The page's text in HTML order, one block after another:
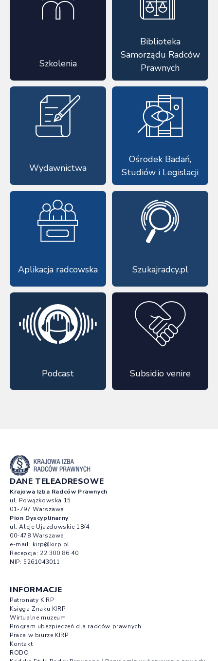
Szkolenia
Biblioteka
Samorządu Radców
Prawnych
Wydawnictwa
Ośrodek Badań,
Studiów i Legislacji
Aplikacja radcowska Szukajradcy.pl
Podcast Subsidio venire
DANE TELEADRESOWE
Krajowa Izba Radców Prawnych
ul. Powązkowska 15
01-797 Warszawa
Pion Dyscyplinarny
ul. Aleje Ujazdowskie 18/4
00-478 Warszawa
e-mail: kirp@kirp.pl
Recepcja: 22 300 86 40
NIP: 5261043011
INFORMACJE
Patronaty KIRP
Księga Znaku KIRP
Wirtualne muzeum
Program ubezpieczeń dla radców prawnych
Praca w biurze KIRP
Kontakt
RODO